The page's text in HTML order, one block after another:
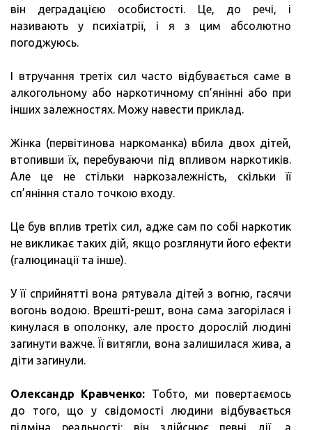
він деградацією особистості. Це, до речі, і
називають у психіатрії, і я з цим абсолютно
погоджуюсь.
І втручання третіх сил часто відбувається саме в
алкогольному або наркотичному сп’янінні або при
інших залежностях. Можу навести приклад.
Жінка (первітинова наркоманка) вбила двох дітей,
втопивши їх, перебуваючи під впливом наркотиків.
Але це не стільки наркозалежність, скільки її
сп’яніння стало точкою входу.
Це був вплив третіх сил, адже сам по собі наркотик
не викликає таких дій, якщо розглянути його ефекти
(галюцинації та інше).
У її сприйнятті вона рятувала дітей з вогню, гасячи
вогонь водою. Врешті-решт, вона сама загорілася і
кинулася в ополонку, але просто дорослій людині
загинути важче. Її витягли, вона залишилася жива, а
діти загинули.
Олександр Кравченко: Тобто, ми повертаємось
до того, що у свідомості людини відбувається
підміна реальності: він здійснює певні дії, а